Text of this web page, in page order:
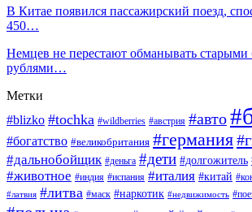
В Китае появился пассажирский поезд,
450…
Немцев не перестают обманывать старыми
рублями…
Метки
#blizko #tochka #wildberries #австрия #авто
#богатство #великобритания #германия
#дальнобойщик #деньга #дети #долгожитель
#животное #индия #испания #италия #китай
#латвия #литва #маск #наркотик #недвижимость